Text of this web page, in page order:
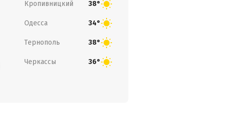
Кропивницкий 38°
Одесса 34°
Тернополь 38°
Черкассы 36°